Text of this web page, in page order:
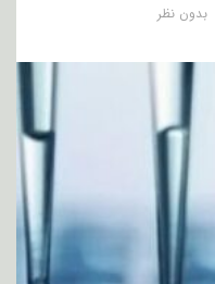
بدون نظر